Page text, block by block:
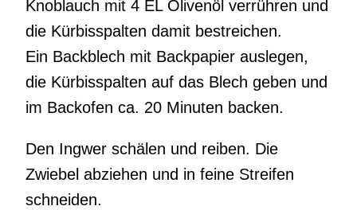
Knoblauch mit 4 EL Olivenöl verrühren und
die Kürbisspalten damit bestreichen.
Ein Backblech mit Backpapier auslegen,
die Kürbisspalten auf das Blech geben und
im Backofen ca. 20 Minuten backen.
Den Ingwer schälen und reiben. Die
Zwiebel abziehen und in feine Streifen
schneiden.